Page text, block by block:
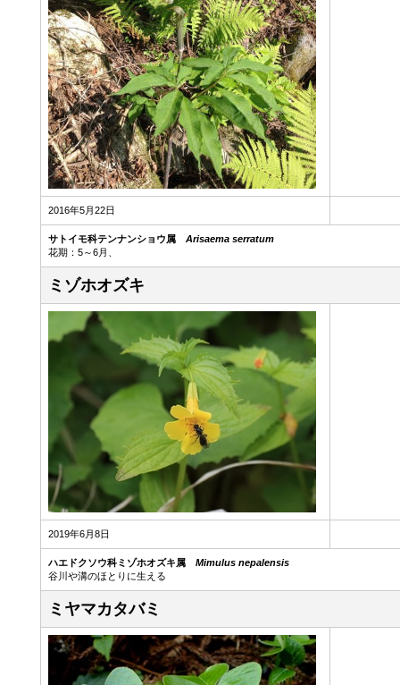
2016年5月22日
サトイモ科テンナンショウ属 Arisaema serratum
花期：5～6月、
ミゾホオズキ
2019年6月8日
ハエドクソウ科ミゾホオズキ属 Mimulus nepalensis
谷川や溝のほとりに生える
ミヤマカタバミ